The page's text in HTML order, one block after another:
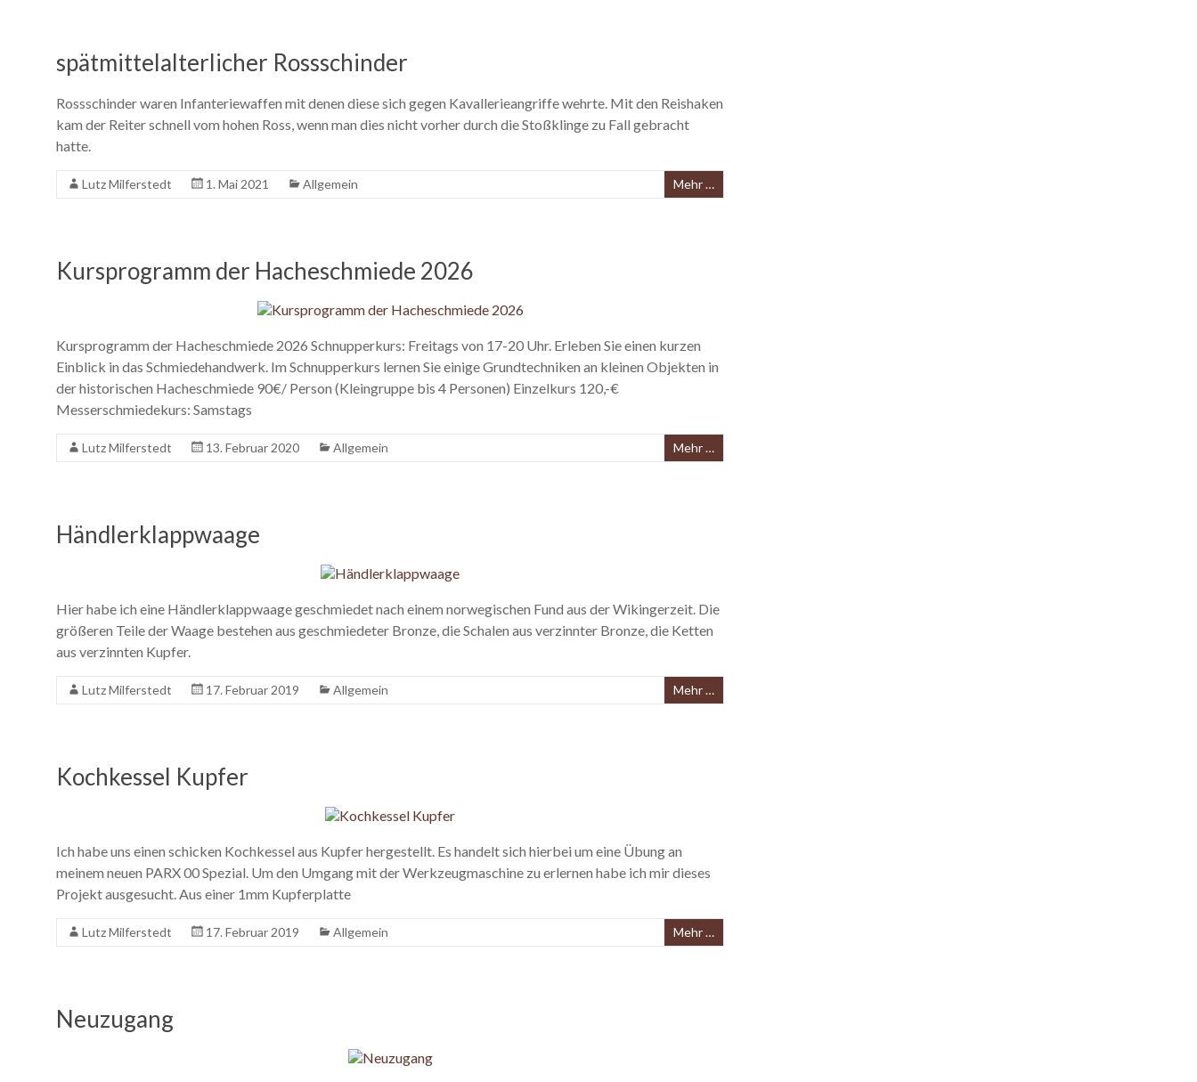
spätmittelalterlicher Rossschinder
Rossschinder waren Infanteriewaffen mit denen diese sich gegen Kavallerieangriffe wehrte. Mit den Reishaken
kam der Reiter schnell vom hohen Ross, wenn man dies nicht vorher durch die Stoßklinge zu Fall gebracht
hatte.
Lutz Milferstedt 1. Mai 2021 Allgemein Mehr …
Kursprogramm der Hacheschmiede 2026
Kursprogramm der Hacheschmiede 2026 Schnupperkurs: Freitags von 17-20 Uhr. Erleben Sie einen kurzen
Einblick in das Schmiedehandwerk. Im Schnupperkurs lernen Sie einige Grundtechniken an kleinen Objekten in
der historischen Hacheschmiede 90€/ Person (Kleingruppe bis 4 Personen) Einzelkurs 120,-€
Messerschmiedekurs: Samstags
Lutz Milferstedt 13. Februar 2020 Allgemein Mehr …
Händlerklappwaage
Hier habe ich eine Händlerklappwaage geschmiedet nach einem norwegischen Fund aus der Wikingerzeit. Die
größeren Teile der Waage bestehen aus geschmiedeter Bronze, die Schalen aus verzinnter Bronze, die Ketten
aus verzinnten Kupfer.
Lutz Milferstedt 17. Februar 2019 Allgemein Mehr …
Kochkessel Kupfer
Ich habe uns einen schicken Kochkessel aus Kupfer hergestellt. Es handelt sich hierbei um eine Übung an
meinem neuen PARX 00 Spezial. Um den Umgang mit der Werkzeugmaschine zu erlernen habe ich mir dieses
Projekt ausgesucht. Aus einer 1mm Kupferplatte
Lutz Milferstedt 17. Februar 2019 Allgemein Mehr …
Neuzugang